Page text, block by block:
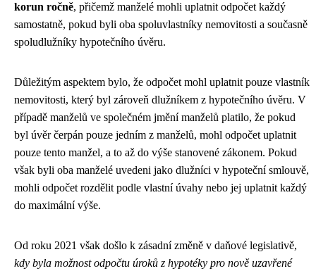
korun ročně, přičemž manželé mohli uplatnit odpočet každý
samostatně, pokud byli oba spoluvlastníky nemovitosti a současně
spoludlužníky hypotečního úvěru.
Důležitým aspektem bylo, že odpočet mohl uplatnit pouze vlastník
nemovitosti, který byl zároveň dlužníkem z hypotečního úvěru. V
případě manželů ve společném jmění manželů platilo, že pokud
byl úvěr čerpán pouze jedním z manželů, mohl odpočet uplatnit
pouze tento manžel, a to až do výše stanovené zákonem. Pokud
však byli oba manželé uvedeni jako dlužníci v hypoteční smlouvě,
mohli odpočet rozdělit podle vlastní úvahy nebo jej uplatnit každý
do maximální výše.
Od roku 2021 však došlo k zásadní změně v daňové legislativě,
kdy byla možnost odpočtu úroků z hypotéky pro nově uzavřené